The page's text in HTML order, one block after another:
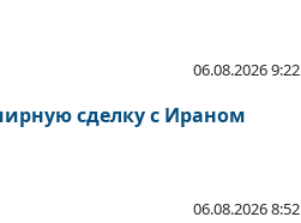
06.08.2026 9:22
сделку с Ираном
06.08.2026 8:52